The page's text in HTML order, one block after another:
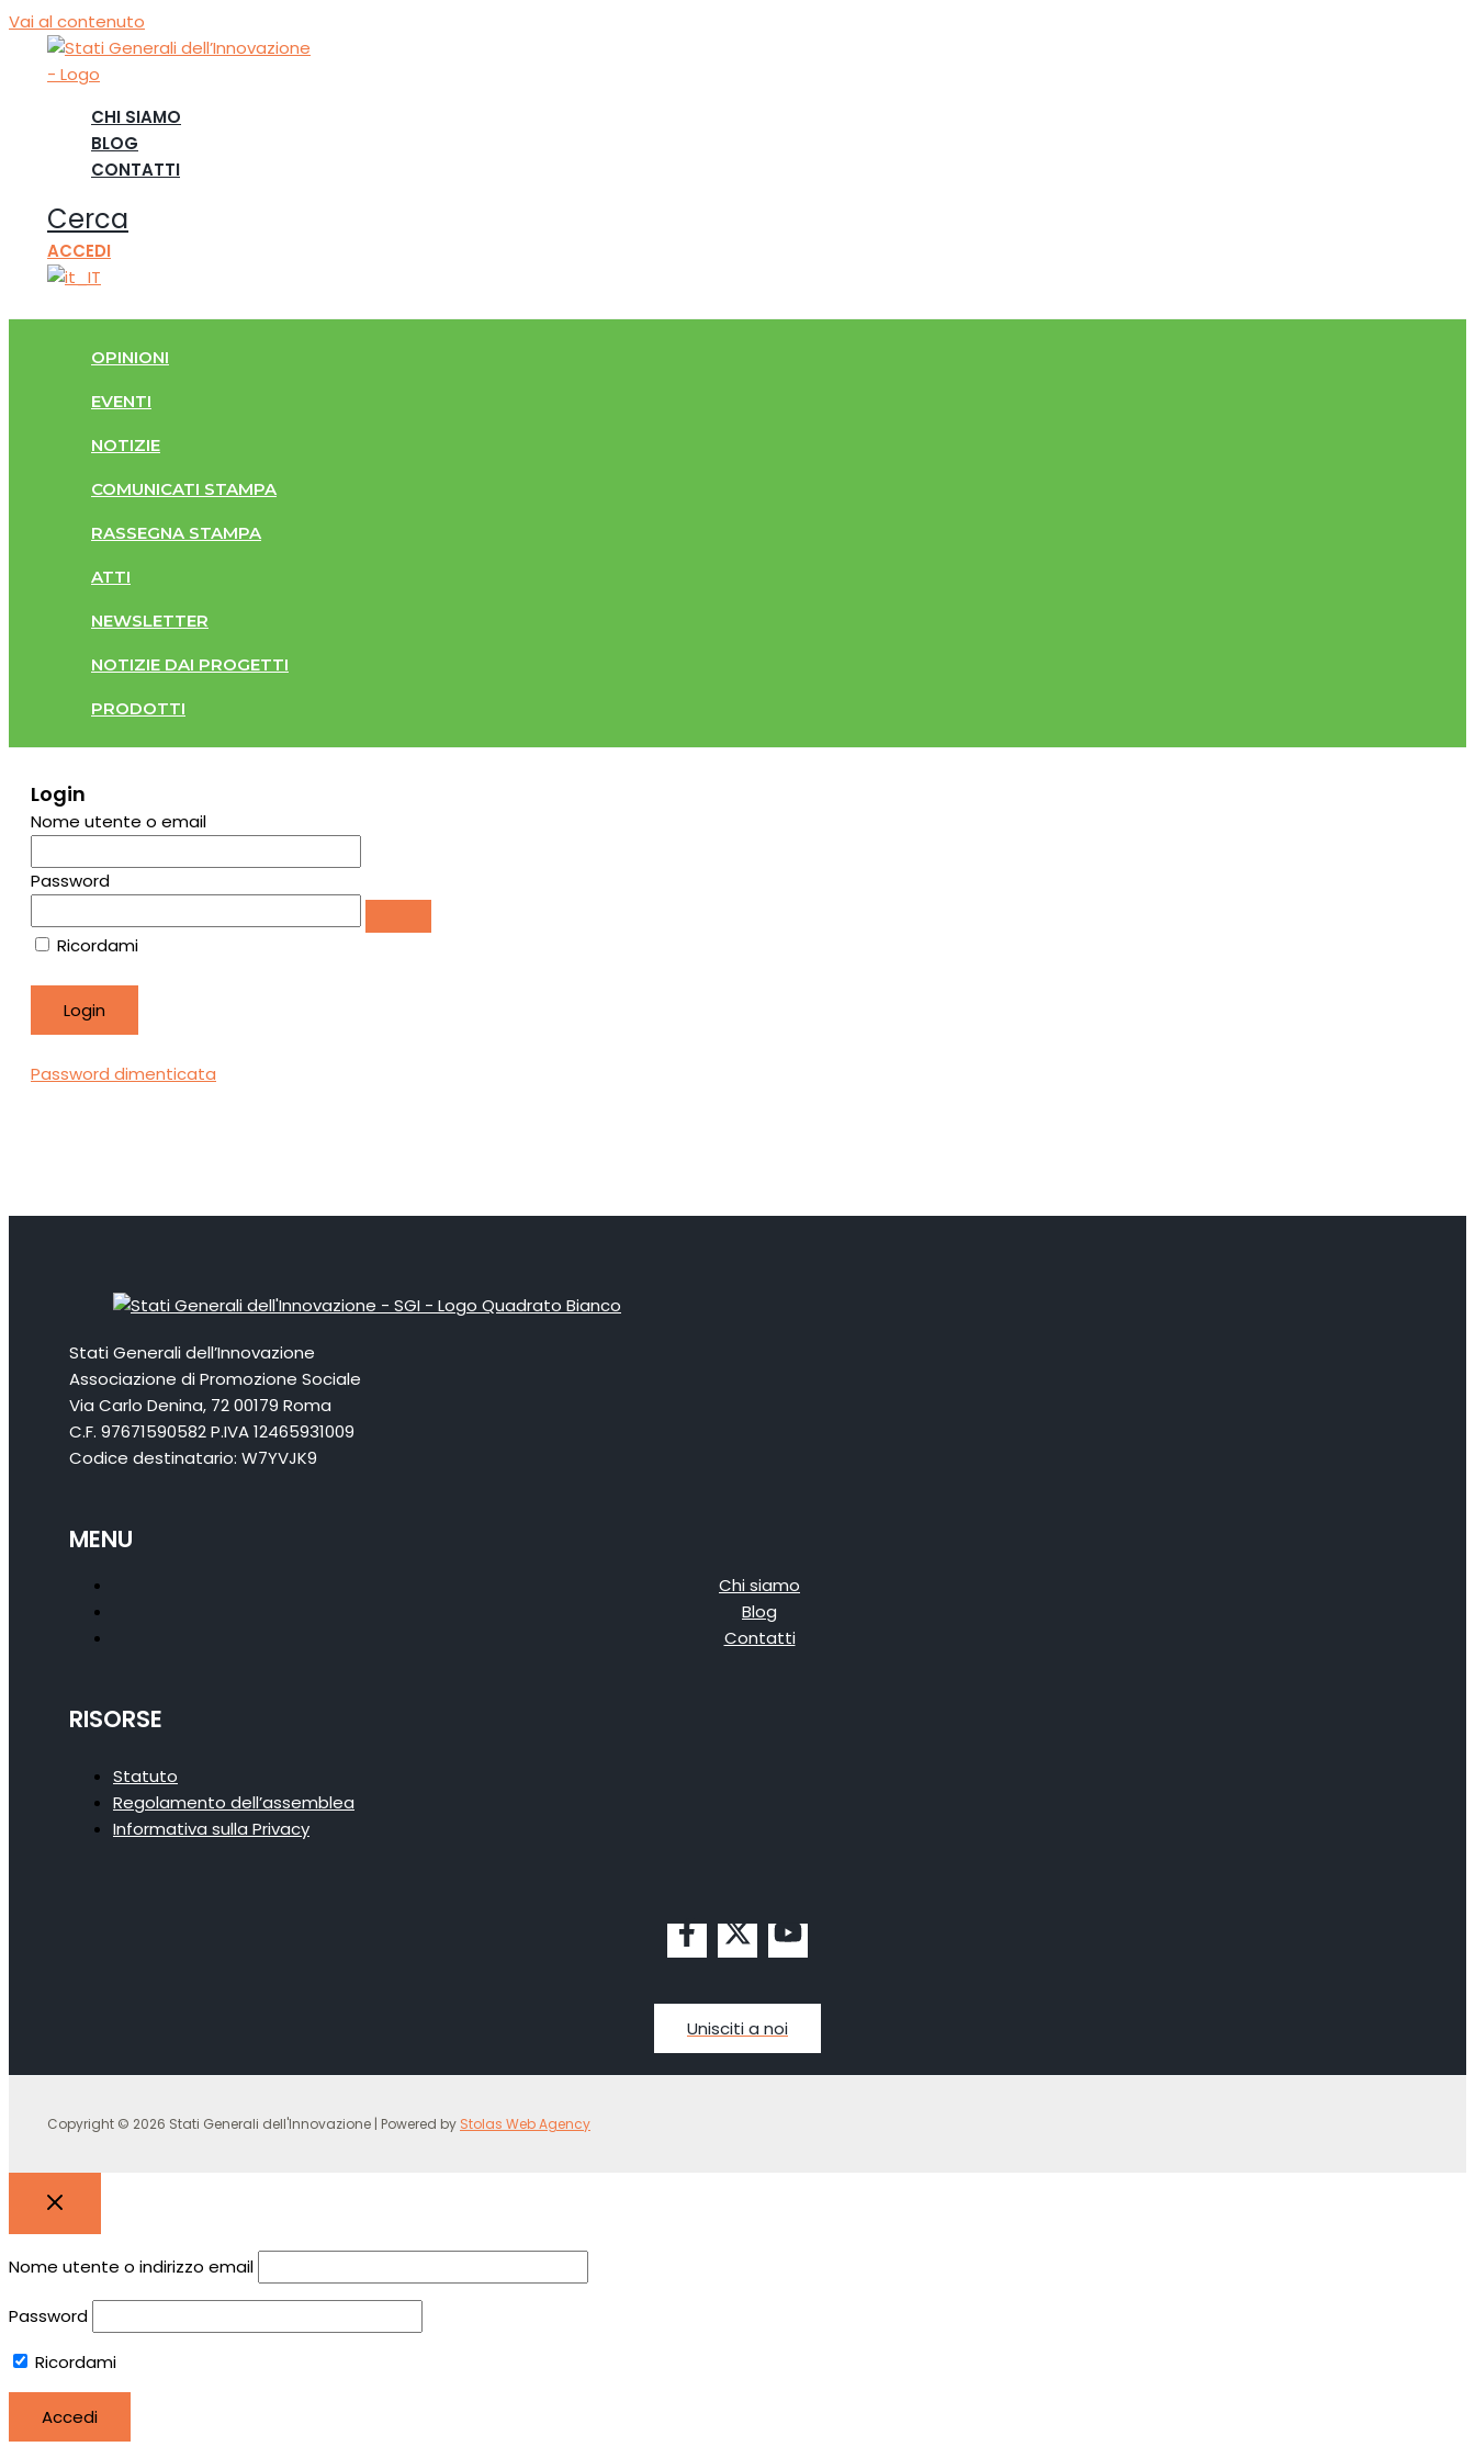
Vai al contenuto
CHI SIAMO
BLOG
CONTATTI
Cerca
ACCEDI
OPINIONI
EVENTI
NOTIZIE
COMUNICATI STAMPA
RASSEGNA STAMPA
ATTI
NEWSLETTER
NOTIZIE DAI PROGETTI
PRODOTTI
Login
Nome utente o email
Password
Ricordami
Password dimenticata
Stati Generali dell’Innovazione
Associazione di Promozione Sociale
Via Carlo Denina, 72 00179 Roma
C.F. 97671590582 P.IVA 12465931009
Codice destinatario: W7YVJK9
MENU
Chi siamo
Blog
Contatti
RISORSE
Statuto
Regolamento dell’assemblea
Informativa sulla Privacy
Unisciti a noi
Copyright © 2026 Stati Generali dell'Innovazione | Powered by Stolas Web Agency
Nome utente o indirizzo email
Password
Ricordami